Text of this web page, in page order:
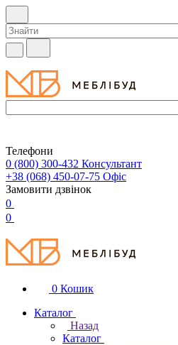
Телефони
0 (800) 300-432 Консультант
+38 (068) 450-07-75 Офіс
Замовити дзвінок
0
0
0 Кошик
Каталог
Назад
Каталог